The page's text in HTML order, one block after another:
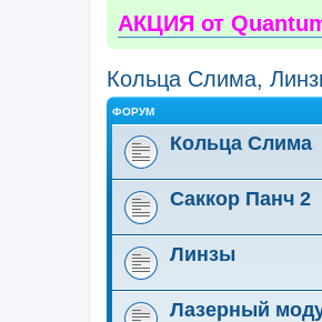
АКЦИЯ от
Кольца Слима,
ФОРУМ
Кольца Слима
Саккор Панч 2
Линзы
Лазерный